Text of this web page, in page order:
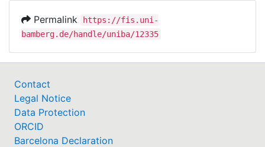
Permalink
https://fis.uni-
bamberg.de/handle/uniba/12335
Contact
Legal Notice
Data Protection
ORCID
Barcelona Declaration